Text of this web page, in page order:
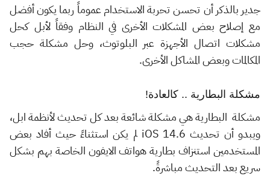
جدير بالذكر أن تحسن تحربة الاستخدام عموماً ربما يكون أفضل
مع إصلاح بعض المشكلات الأخرى في النظام وفقاً لأبل كحل
مشكلات اتصال الأجهزة عبر البلوتوث، وحل مشكلة حجب
المكالمات وبعض المشاكل الأخرى.
مشكلة البطارية .. كالعادة!
مشكلة البطارية هي مشكلة شائعة بعد كل تحديث لأنظمة ابل،
ويبدو أن تحديث iOS 14.6 لم يكن استثناءً حيث أفاد بعض
المستخدمين استنزاف بطارية هواتف الايفون الخاصة بهم بشكل
سريع بعد التحديث مباشرةً.